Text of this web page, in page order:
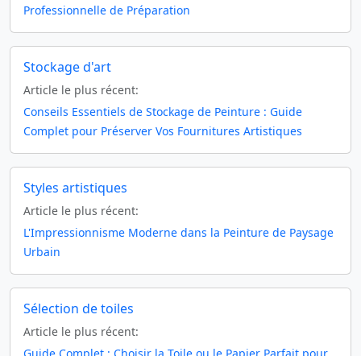
Professionnelle de Préparation
Stockage d'art
Article le plus récent:
Conseils Essentiels de Stockage de Peinture : Guide
Complet pour Préserver Vos Fournitures Artistiques
Styles artistiques
Article le plus récent:
L'Impressionnisme Moderne dans la Peinture de Paysage
Urbain
Sélection de toiles
Article le plus récent: